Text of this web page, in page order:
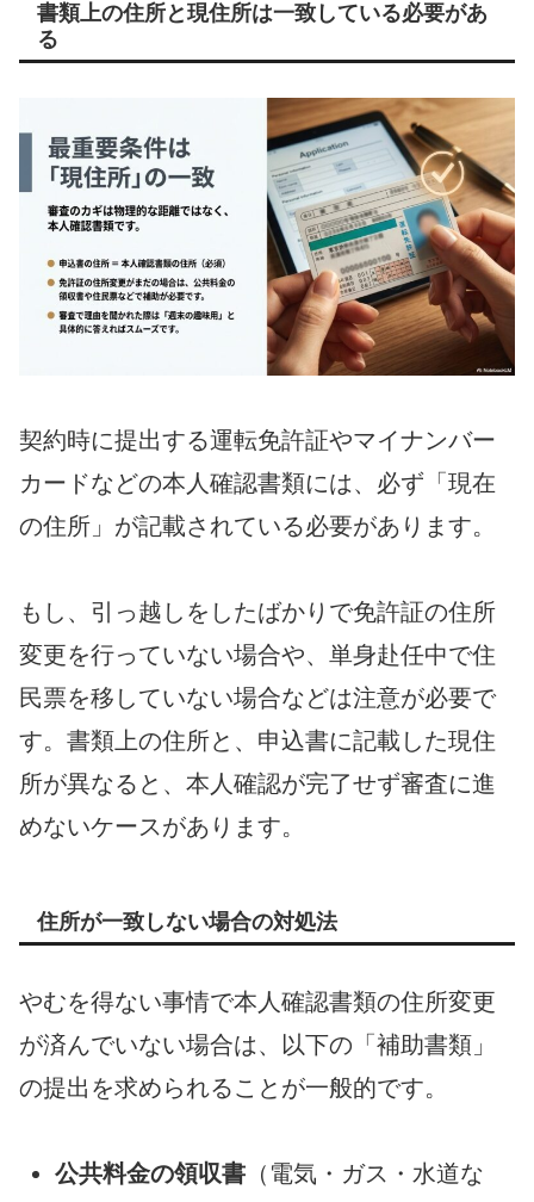
書類上の住所と現住所は一致している必要があ
る
契約時に提出する運転免許証やマイナンバー
カードなどの本人確認書類には、必ず「現在
の住所」が記載されている必要があります。
もし、引っ越しをしたばかりで免許証の住所
変更を行っていない場合や、単身赴任中で住
民票を移していない場合などは注意が必要で
す。書類上の住所と、申込書に記載した現住
所が異なると、本人確認が完了せず審査に進
めないケースがあります。
住所が一致しない場合の対処法
やむを得ない事情で本人確認書類の住所変更
が済んでいない場合は、以下の「補助書類」
の提出を求められることが一般的です。
公共料金の領収書 （電気・ガス・水道な